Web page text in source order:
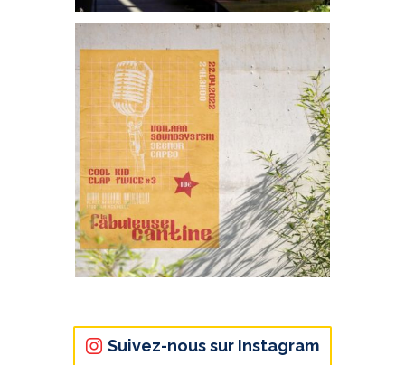
Suivez-nous sur Instagram